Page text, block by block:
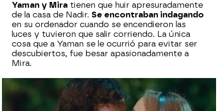
Yaman y Mira tienen que huir apresuradamente
de la casa de Nadir. Se encontraban indagando
en su ordenador cuando se encendieron las
luces y tuvieron que salir corriendo. La única
cosa que a Yaman se le ocurrió para evitar ser
descubiertos, fue besar apasionadamente a
Mira.